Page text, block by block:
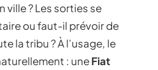
ville ? Les sorties se
ou faut-il prévoir de
la tribu ? À l’usage, le
: uneFiat